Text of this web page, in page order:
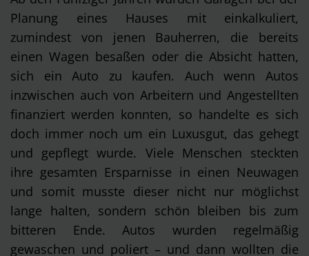
Planung eines Hauses mit einkalkuliert,
zumindest von jenen Bauherren, die bereits
einen Wagen besaßen oder die Absicht hatten,
sich ein Auto zu kaufen. Auch wenn Autos
inzwischen auch von Arbeitern und Angestellten
finanziert werden konnten, so handelte es sich
doch immer noch um ein Luxusgut, das gehegt
und gepflegt wurde. Viele Menschen steckten
ihre gesamten Ersparnisse in einen Neuwagen
und somit musste dieser nicht nur möglichst
lange halten, sondern schön bleiben bis zum
bitteren Ende. Autos wurden regelmäßig
gewaschen und poliert – und dann wollten die